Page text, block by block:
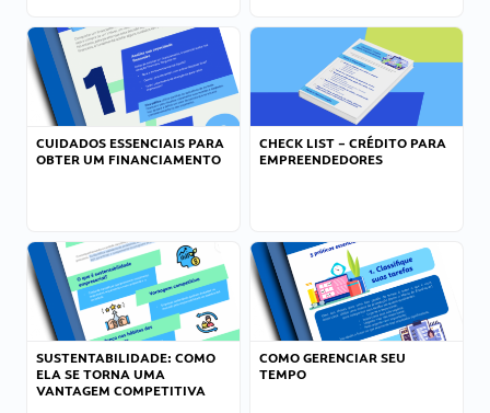
CUIDADOS ESSENCIAIS PARA
OBTER UM FINANCIAMENTO
CHECK LIST – CRÉDITO PARA
EMPREENDEDORES
SUSTENTABILIDADE: COMO
ELA SE TORNA UMA
VANTAGEM COMPETITIVA
COMO GERENCIAR SEU
TEMPO